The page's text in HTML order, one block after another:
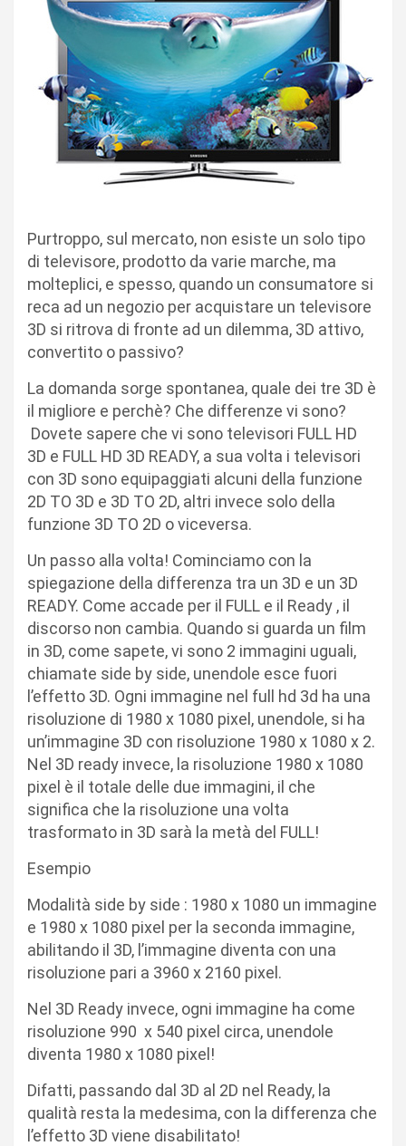
Purtroppo, sul mercato, non esiste un solo tipo
di televisore, prodotto da varie marche, ma
molteplici, e spesso, quando un consumatore si
reca ad un negozio per acquistare un televisore
3D si ritrova di fronte ad un dilemma, 3D attivo,
convertito o passivo?
La domanda sorge spontanea, quale dei tre 3D è
il migliore e perchè? Che differenze vi sono?
Dovete sapere che vi sono televisori FULL HD
3D e FULL HD 3D READY, a sua volta i televisori
con 3D sono equipaggiati alcuni della funzione
2D TO 3D e 3D TO 2D, altri invece solo della
funzione 3D TO 2D o viceversa.
Un passo alla volta! Cominciamo con la
spiegazione della differenza tra un 3D e un 3D
READY. Come accade per il FULL e il Ready , il
discorso non cambia. Quando si guarda un film
in 3D, come sapete, vi sono 2 immagini uguali,
chiamate side by side, unendole esce fuori
l’effetto 3D. Ogni immagine nel full hd 3d ha una
risoluzione di 1980 x 1080 pixel, unendole, si ha
un’immagine 3D con risoluzione 1980 x 1080 x 2.
Nel 3D ready invece, la risoluzione 1980 x 1080
pixel è il totale delle due immagini, il che
significa che la risoluzione una volta
trasformato in 3D sarà la metà del FULL!
Esempio
Modalità side by side : 1980 x 1080 un immagine
e 1980 x 1080 pixel per la seconda immagine,
abilitando il 3D, l’immagine diventa con una
risoluzione pari a 3960 x 2160 pixel.
Nel 3D Ready invece, ogni immagine ha come
risoluzione 990 x 540 pixel circa, unendole
diventa 1980 x 1080 pixel!
Difatti, passando dal 3D al 2D nel Ready, la
qualità resta la medesima, con la differenza che
l’effetto 3D viene disabilitato!